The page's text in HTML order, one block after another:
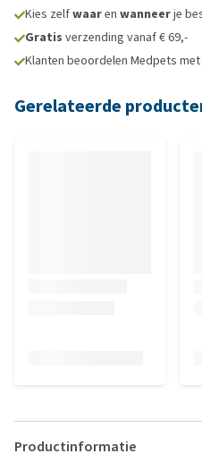
Kies zelfwaaren wanneerje
Gratis verzending vanaf € 69,-
Klanten beoordelen Medpets met
Gerelateerde
Productinformatie